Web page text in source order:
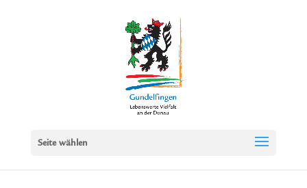
Seite wählen